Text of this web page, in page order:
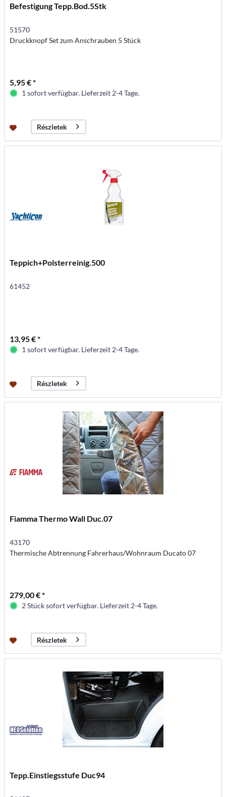
Befestigung Tepp.Bod.5Stk
51570
Druckknopf Set zum Anschrauben 5 Stück
5,95 € *
1 sofort verfügbar. Lieferzeit 2-4 Tage.
Részletek
Teppich+Polsterreinig.500
61452
13,95 € *
1 sofort verfügbar. Lieferzeit 2-4 Tage.
Részletek
Fiamma Thermo Wall Duc.07
43170
Thermische Abtrennung Fahrerhaus/Wohnraum Ducato 07
279,00 € *
2 Stück sofort verfügbar. Lieferzeit 2-4 Tage.
Részletek
Tepp.Einstiegsstufe Duc94